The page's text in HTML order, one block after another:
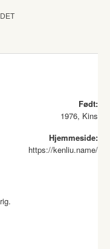
Født:
1976, Kins
Hjemmeside:
https://kenliu.name/